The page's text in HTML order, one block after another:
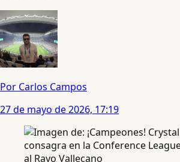
Por Carlos Campos
27 de mayo de 2026, 17:19